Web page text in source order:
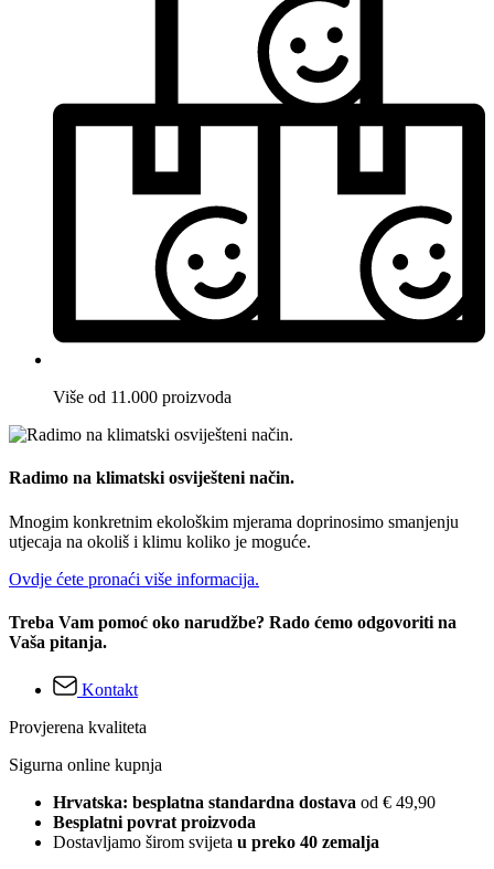
Više od 11.000 proizvoda
Radimo na klimatski osviješteni način.
Mnogim konkretnim ekološkim mjerama doprinosimo smanjenju
utjecaja na okoliš i klimu koliko je moguće.
Ovdje ćete pronaći više informacija.
Treba Vam pomoć oko narudžbe? Rado ćemo odgovoriti na
Vaša pitanja.
Kontakt
Provjerena kvaliteta
Sigurna online kupnja
Hrvatska: besplatna standardna dostava od € 49,90
Besplatni povrat proizvoda
Dostavljamo širom svijeta u preko 40 zemalja